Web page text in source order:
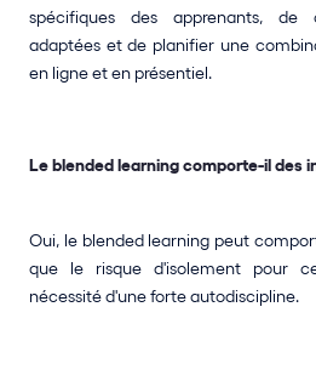
spécifiques des apprenants, de
adaptées et de planifier une
en ligne et en présentiel.
Le blended learning comporte-il des
Oui, le blended learning peut
que le risque d'isolement pour
nécessité d'une forte autodiscipline.